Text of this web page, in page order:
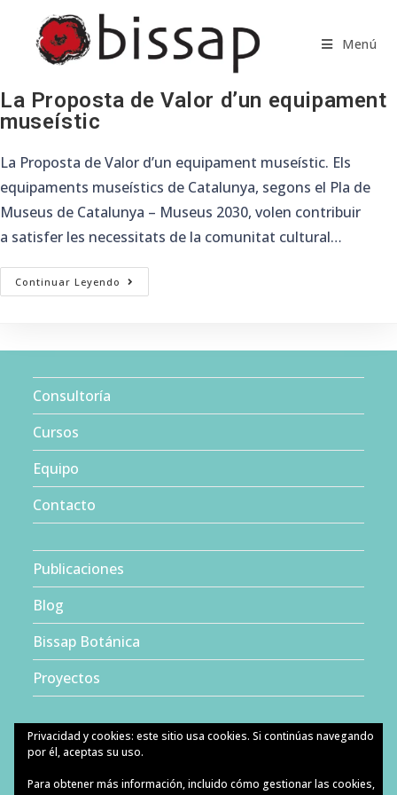
contenido
Menú
La Proposta de Valor d’un equipament
museístic
La Proposta de Valor d’un equipament museístic. Els
equipaments museístics de Catalunya, segons el Pla de
Museus de Catalunya – Museus 2030, volen contribuir
a satisfer les necessitats de la comunitat cultural…
Continuar Leyendo La
Proposta
Museístic
Consultoría
Cursos
Equipo
Contacto
Publicaciones
Blog
Bissap Botánica
Proyectos
Privacidad y cookies: este sitio usa cookies. Si continúas navegando
por él, aceptas su uso.
Para obtener más información, incluido cómo gestionar las cookies,